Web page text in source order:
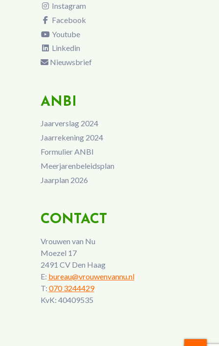
Instagram
Facebook
Youtube
Linkedin
Nieuwsbrief
ANBI
Jaarverslag 2024
Jaarrekening 2024
Formulier ANBI
Meerjarenbeleidsplan
Jaarplan 2026
CONTACT
Vrouwen van Nu
Moezel 17
2491 CV Den Haag
E: bureau@vrouwenvannu.nl
T: 070 3244429
KvK: 40409535